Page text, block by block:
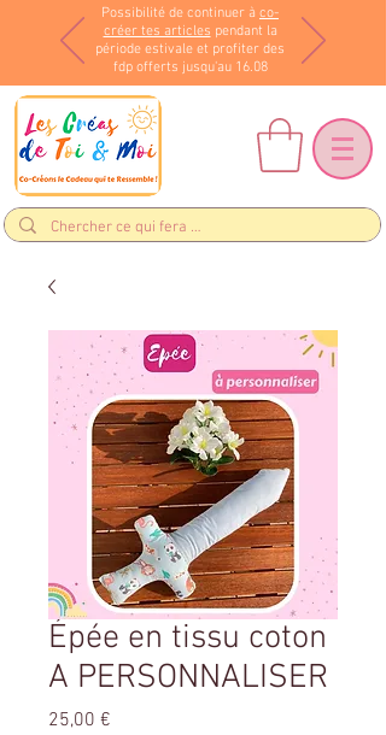
Possibilité de continuer à co-
créer tes articles pendant la
période estivale et profiter des
fdp offerts jusqu'au 16.08
Épée en tissu coton
A PERSONNALISER
25,00 €